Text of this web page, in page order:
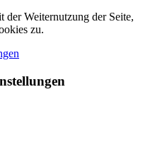
der Weiternutzung der Seite,
zu.